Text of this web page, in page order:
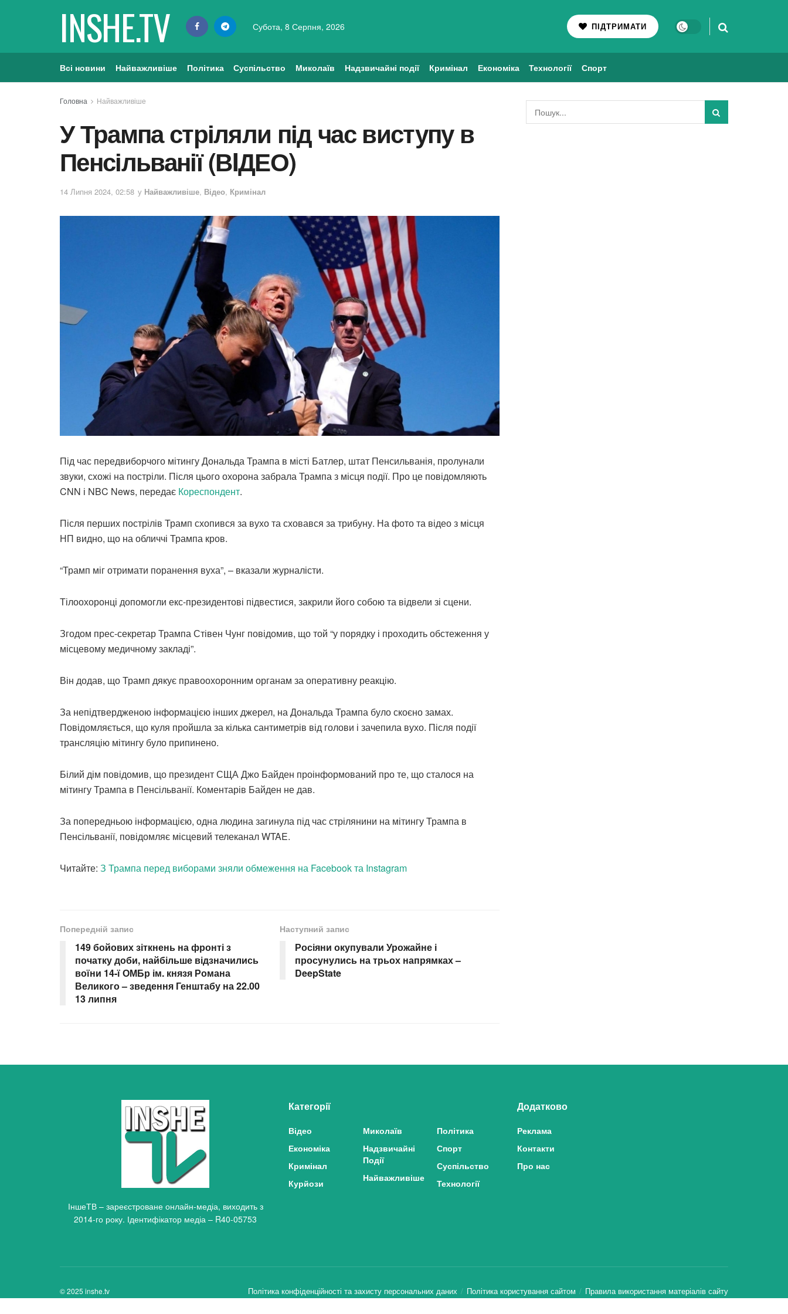
INSHE.TV Субота, 8 Серпня, 2026 ПІДТРИМАТИ
Всі новини Найважливіше Політика Суспільство Миколаїв Надзвичайні події Кримінал Економіка Технології Спорт
Головна Найважливіше
У Трампа стріляли під час виступу в
Пенсільванії (ВIДЕО)
14 Липня 2024, 02:58 у Найважливіше, Відео, Кримінал
Під час передвиборчого мітингу Дональда Трампа в місті Батлер, штат Пенсильванія, пролунали
звуки, схожі на постріли. Після цього охорона забрала Трампа з місця події. Про це повідомляють
CNN і NBC News, передає Кореспондент.
Після перших пострілів Трамп схопився за вухо та сховався за трибуну. На фото та відео з місця
НП видно, що на обличчі Трампа кров.
“Трамп міг отримати поранення вуха”, – вказали журналісти.
Тілоохоронці допомогли екс-президентові підвестися, закрили його собою та відвели зі сцени.
Згодом прес-секретар Трампа Стівен Чунг повідомив, що той “у порядку і проходить обстеження у
місцевому медичному закладі”.
Він додав, що Трамп дякує правоохоронним органам за оперативну реакцію.
За непідтвердженою інформацією інших джерел, на Дональда Трампа було скоєно замах.
Повідомляється, що куля пройшла за кілька сантиметрів від голови і зачепила вухо. Після події
трансляцію мітингу було припинено.
Білий дім повідомив, що президент СЩА Джо Байден проінформований про те, що сталося на
мітингу Трампа в Пенсільванії. Коментарів Байден не дав.
За попередньою інформацією, одна людина загинула під час стрілянини на мітингу Трампа в
Пенсільванії, повідомляє місцевий телеканал WTAE.
Читайте: З Трампа перед виборами зняли обмеження на Facebook та Instagram
Попередній запис
149 бойових зіткнень на фронті з
початку доби, найбільше відзначились
воїни 14-ї ОМБр ім. князя Романа
Великого – зведення Генштабу на 22.00
13 липня
Наступний запис
Росіяни окупували Урожайне і
просунулись на трьох напрямках –
DeepState
ІншеТВ – зареєстроване онлайн-медіа, виходить з
2014-го року. Ідентифікатор медіа – R40-05753
Категорії
Відео
Економіка
Кримінал
Курйози
Миколаїв
Надзвичайні
Події
Найважливіше
Політика
Спорт
Суспільство
Технології
Додатково
Реклама
Контакти
Про нас
Політика конфіденційності та захисту персональних даних Політика користування сайтом Правила використання матеріалів сайту
© 2025 inshe.tv